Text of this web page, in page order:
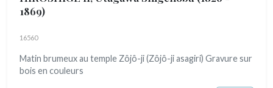
1869)
16560
Matin brumeux au temple Zôjô-ji (Zôjô-ji asagiri) Gravure sur
bois en couleurs